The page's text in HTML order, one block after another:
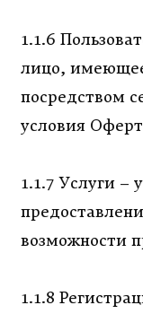
1.1.6
лицо,
посредством
условия
1.1.7 Услуги –
возможности
1.1.8